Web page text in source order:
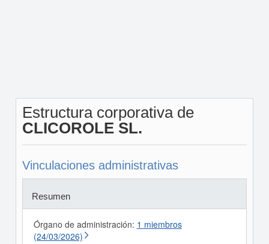
Estructura corporativa de
CLICOROLE SL.
Vinculaciones administrativas
Resumen
Órgano de administración: 1 miembros
(24/03/2026)